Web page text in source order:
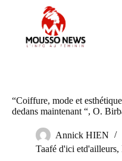
“Coiffure, mode et
dedans maintenant “, O.
Annick HIEN
Taafé d'ici etd'ailleurs,